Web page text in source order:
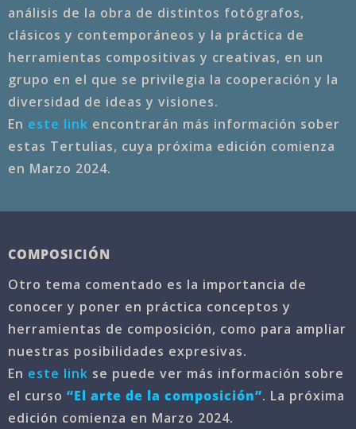
análisis de la obra de distintos fotógrafos,
clásicos y contemporáneos y la práctica de
herramientas compositivas y creativas, en un
grupo en el que se privilegia la cooperación y la
diversidad de ideas y visiones.
En este link encontrarán más información sober
estas Tertulias, cuya próxima edición comienza
en Marzo 2024.
COMPOSICIÓN
Otro tema comentado es la importancia de
conocer y poner en práctica conceptos y
herramientas de composición, como para ampliar
nuestras posibilidades expresivas.
En este link se puede ver más información sobre
el curso “El arte de la composición”. La próxima
edición comienza en Marzo 2024.